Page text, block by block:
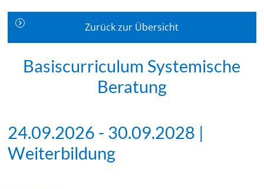
Zurück zur Übersicht
Basiscurriculum Systemische
Beratung
24.09.2026 - 30.09.2028 |
Weiterbildung